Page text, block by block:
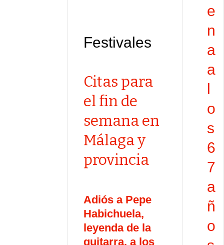
Festivales
Citas para
el fin de
semana en
Málaga y
provincia
Adiós a Pepe
Habichuela,
leyenda de la
guitarra, a los
e
n
a
a
l
o
s
6
7
a
ñ
o